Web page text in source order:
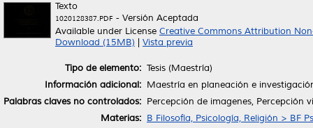
Texto
1020128387.PDF - Versión Aceptada
Available under License Creative Commons Attribution
Download (15MB)
Vista previa
Tipo de elemento: Tesis (Maestría)
Información adicional: Maestría en planeación e
Palabras claves no controlados: Percepción de imagenes, Percepción
Materias: B Filosofía, Psicología, Religión > BF